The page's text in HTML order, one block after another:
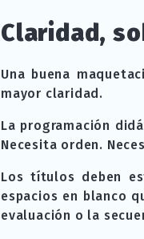
Claridad,
Una buena
mayor claridad.
La programación
Necesita orden.
Los títulos deben
espacios en blanco
evaluación o la